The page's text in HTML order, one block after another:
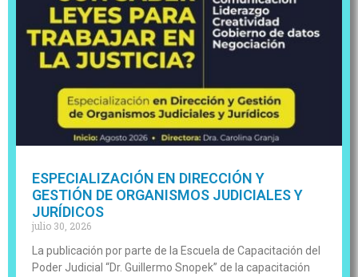
ESPECIALIZACIÓN EN DIRECCIÓN Y
GESTIÓN DE ORGANISMOS JUDICIALES Y
JURÍDICOS
julio 30, 2026
La publicación por parte de la Escuela de Capacitación del
Poder Judicial “Dr. Guillermo Snopek” de la capacitación